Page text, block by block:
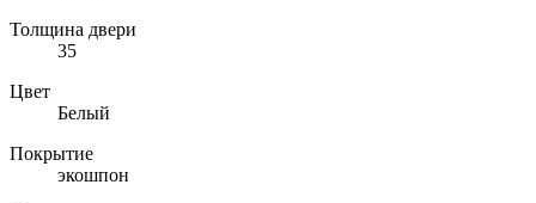
Толщина двери
35
Цвет
Белый
Покрытие
экошпон